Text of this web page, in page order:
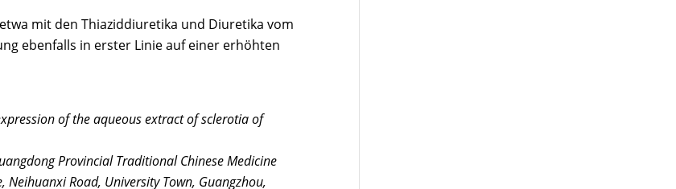
mit den Thiaziddiuretika und Diuretika vom
ebenfalls in erster Linie auf einer erhöhten
of the aqueous extract of sclerotia of
Provincial Traditional Chinese Medicine
Road, University Town, Guangzhou,